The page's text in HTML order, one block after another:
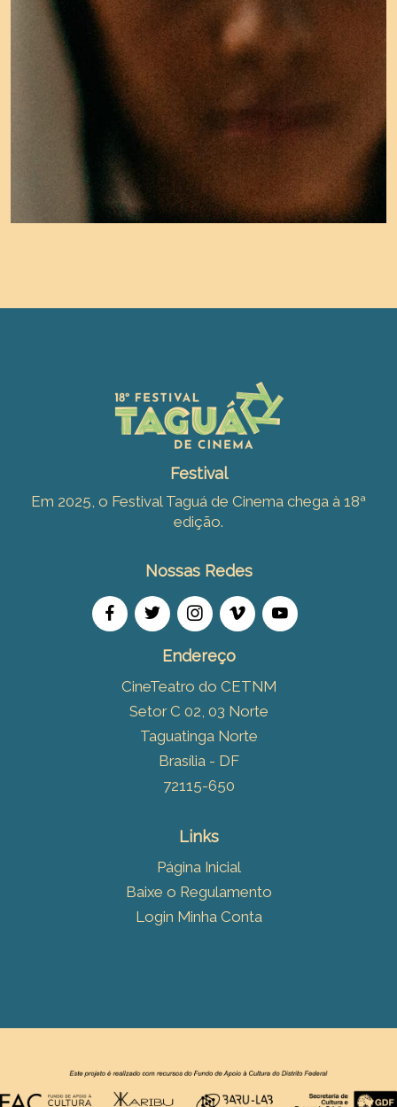
Festival
Em 2025, o Festival Taguá de Cinema chega à 18ª
edição.
Nossas Redes
Endereço
CineTeatro do CETNM
Setor C 02, 03 Norte
Taguatinga Norte
Brasília - DF
72115-650
Links
Página Inicial
Baixe o Regulamento
Login Minha Conta